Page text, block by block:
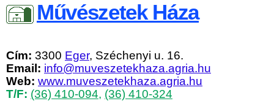
Művészetek Háza
Cím: 3300 Eger, Széchenyi u. 16.
Email: info@muveszetekhaza.agria.hu
Web: www.muveszetekhaza.agria.hu
T/F: (36) 410-094, (36) 410-324